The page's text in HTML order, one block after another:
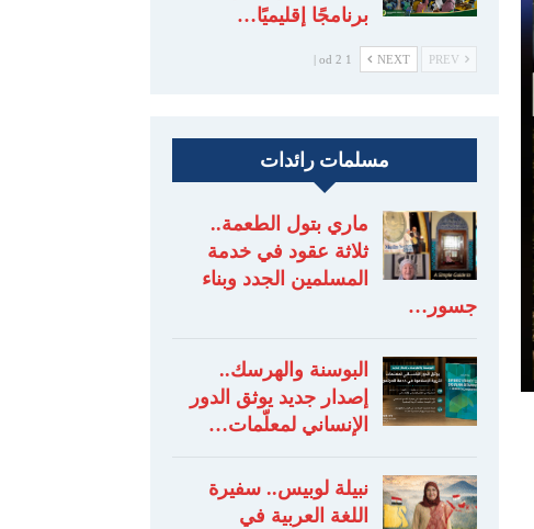
برنامجًا إقليميًا…
NEXT
1 od 2 |
مسلمات رائدات
ماري بتول الطعمة..
ثلاثة عقود في خدمة
المسلمين الجدد وبناء
جسور…
البوسنة والهرسك..
إصدار جديد يوثق الدور
الإنساني لمعلّمات…
نبيلة لوبيس.. سفيرة
اللغة العربية في